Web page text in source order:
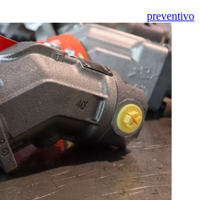
preventivo